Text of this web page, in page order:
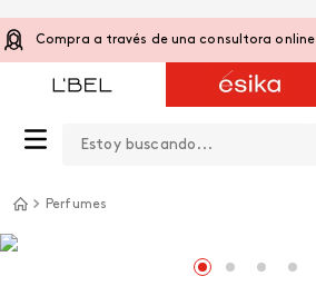
Compra a través de una consultora online
Perfumes